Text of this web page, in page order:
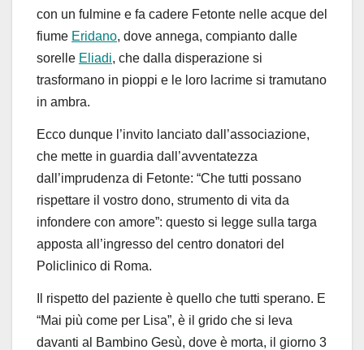
con un fulmine e fa cadere Fetonte nelle acque del
fiume Eridano, dove annega, compianto dalle
sorelle Eliadi, che dalla disperazione si
trasformano in pioppi e le loro lacrime si tramutano
in ambra.
Ecco dunque l’invito lanciato dall’associazione,
che mette in guardia dall’avventatezza
dall’imprudenza di Fetonte: “Che tutti possano
rispettare il vostro dono, strumento di vita da
infondere con amore”: questo si legge sulla targa
apposta all’ingresso del centro donatori del
Policlinico di Roma.
Il rispetto del paziente è quello che tutti sperano. E
“Mai più come per Lisa”, è il grido che si leva
davanti al Bambino Gesù, dove è morta, il giorno 3